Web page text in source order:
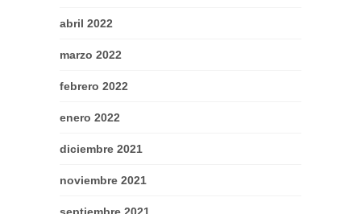
abril 2022
marzo 2022
febrero 2022
enero 2022
diciembre 2021
noviembre 2021